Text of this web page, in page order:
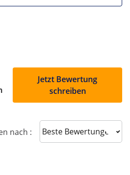
Jetzt Bewertung
schreiben
nach : Sort reviews